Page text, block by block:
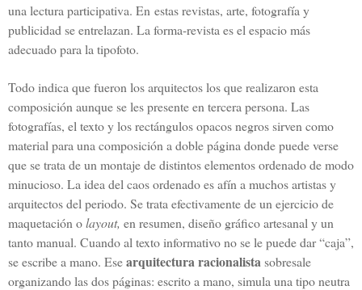
una lectura participativa. En estas revistas, arte, fotografía y
publicidad se entrelazan. La forma-revista es el espacio más
adecuado para la tipofoto.
Todo indica que fueron los arquitectos los que realizaron esta
composición aunque se les presente en tercera persona. Las
fotografías, el texto y los rectángulos opacos negros sirven como
material para una composición a doble página donde puede verse
que se trata de un montaje de distintos elementos ordenado de modo
minucioso. La idea del caos ordenado es afín a muchos artistas y
arquitectos del periodo. Se trata efectivamente de un ejercicio de
maquetación olayout, en resumen, diseño gráfico artesanal y un
tanto manual. Cuando al texto informativo no se le puede dar “caja”,
se escribe a mano. Esearquitectura racionalistasobresale
organizando las dos páginas: escrito a mano, simula una tipo neutra